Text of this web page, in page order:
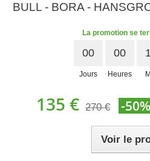
BULL - BORA -
La promotion se
00
Jours
00
Heures
135 € 270 € -50%
Voir le